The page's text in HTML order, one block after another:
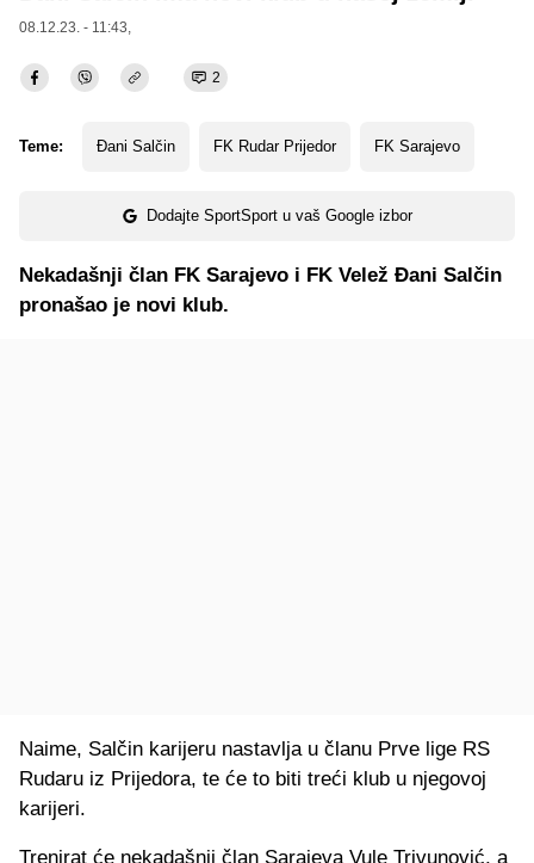
08.12.23. - 11:43,
2
Teme: Đani Salčin FK Rudar Prijedor FK Sarajevo
Dodajte SportSport u vaš Google izbor
Nekadašnji član FK Sarajevo i FK Velež Đani Salčin
pronašao je novi klub.
Naime, Salčin karijeru nastavlja u članu Prve lige RS
Rudaru iz Prijedora, te će to biti treći klub u njegovoj
karijeri.
Trenirat će nekadašnji član Sarajeva Vule Trivunović, a